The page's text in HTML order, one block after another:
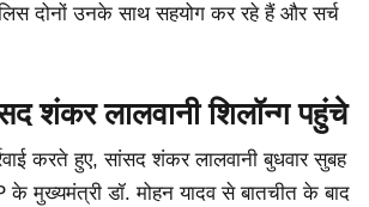
दोनों उनके साथ सहयोग कर रहे हैं और सर्च
शंकर लालवानी शिलॉन्ग पहुंचे
करते हुए, सांसद शंकर लालवानी बुधवार सुबह
के मुख्यमंत्री डॉ. मोहन यादव से बातचीत के बाद